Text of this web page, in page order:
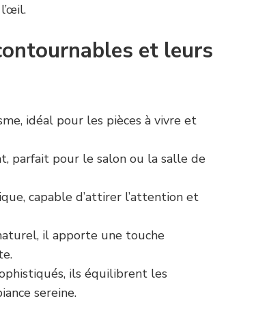
et leurs
idéal pour les pièces à vivre et
parfait pour le salon ou la salle de
capable d’attirer l’attention et
il apporte une touche
ils équilibrent les
sereine.